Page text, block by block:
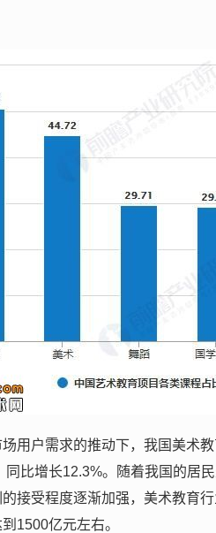
用户需求的推动下，我国美术
比增长12.3%。随着我国的居
接受程度逐渐加强，美术教育
1500亿元左右。